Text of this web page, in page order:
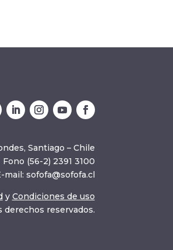
Santiago – Chile
Fono (56-2) 2391 3100
mail: sofofa@sofofa.cl
y Condiciones de uso
derechos reservados.